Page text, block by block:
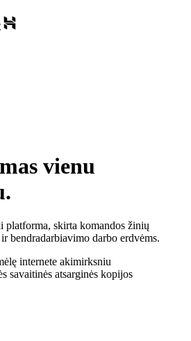
vienu
skirta komandos žinių
bendradarbiavimo darbo erdvėms.
internete akimirksniu
savaitinės atsarginės kopijos